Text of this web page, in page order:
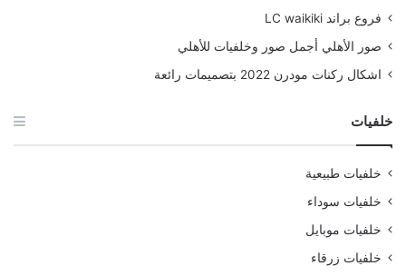
فروع براند LC waikiki
صور الأهلي أجمل صور وخلفيات للأهلي
اشكال ركنات مودرن 2022 بتصميمات رائعة
خلفيات
خلفيات طبيعية
خلفيات سوداء
خلفيات موبايل
خلفيات زرقاء